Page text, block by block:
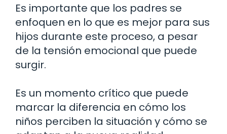
Es importante que los padres se
enfoquen en lo que es mejor para sus
hijos durante este proceso, a pesar
de la tensión emocional que puede
surgir.
Es un momento crítico que puede
marcar la diferencia en cómo los
niños perciben la situación y cómo se